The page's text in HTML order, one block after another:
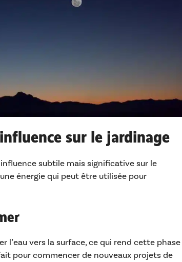
sur le jardinage
subtile mais significative sur le
énergie qui peut être utilisée pour
l’eau vers la surface, ce qui rend cette phase
pour commencer de nouveaux projets de